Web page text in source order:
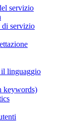
servizio
di servizio
il linguaggio
keywords)